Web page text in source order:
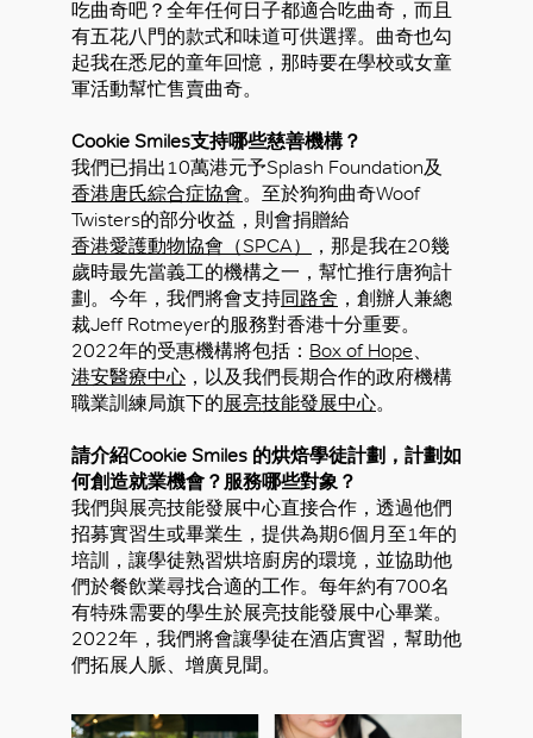
吃曲奇吧？全年任何日子都適合吃曲奇，而且
有五花八門的款式和味道可供選擇。曲奇也勾
起我在悉尼的童年回憶，那時要在學校或女童
軍活動幫忙售賣曲奇。
Cookie Smiles支持哪些慈善機構？
我們已捐出10萬港元予Splash Foundation及
香港唐氏綜合症協會。至於狗狗曲奇Woof
Twisters的部分收益，則會捐贈給
香港愛護動物協會（SPCA）
，那是我在20幾
歲時最先當義工的機構之一，幫忙推行唐狗計
劃。今年，我們將會支持同路舍 ，創辦人兼總
裁Jeff Rotmeyer的服務對香港十分重要。
2022年的受惠機構將包括： Box of Hope、
港安醫療中心 ，以及我們長期合作的政府機構
職業訓練局旗下的展亮技能發展中心。
請介紹Cookie Smiles 的烘焙學徒計劃，計劃如
何創造就業機會？服務哪些對象？
我們與展亮技能發展中心直接合作，透過他們
招募實習生或畢業生，提供為期6個月至1年的
培訓，讓學徒熟習烘培廚房的環境，並協助他
們於餐飲業尋找合適的工作。每年約有700名
有特殊需要的學生於展亮技能發展中心畢業。
2022年，我們將會讓學徒在酒店實習，幫助他
們拓展人脈、增廣見聞。
好